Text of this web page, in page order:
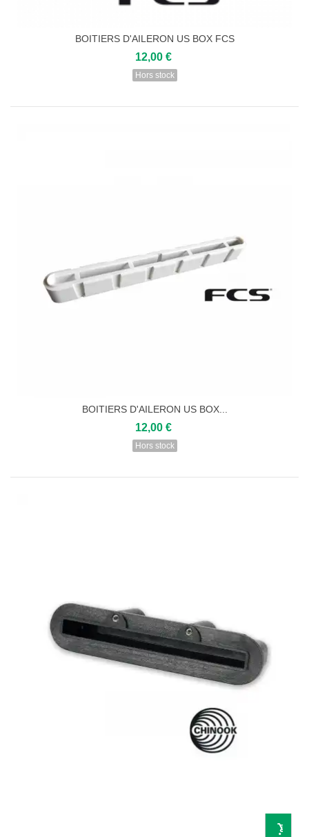
BOITIERS D'AILERON US BOX FCS
12,00 €
Hors stock
BOITIERS D'AILERON US BOX...
12,00 €
Hors stock